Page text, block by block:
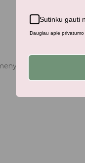
bus naudojami
Sutinku gauti
Daugiau apie